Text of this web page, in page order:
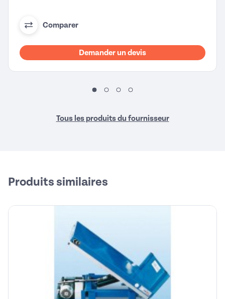
Comparer
Demander un devis
Tous les produits du fournisseur
Produits similaires